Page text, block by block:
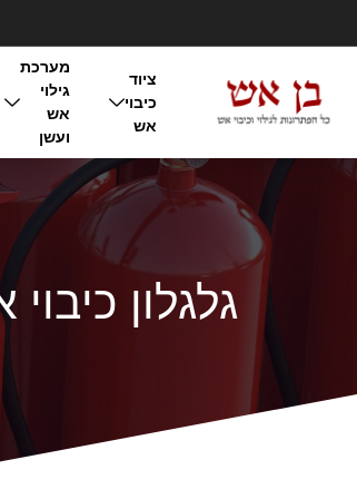
ציוד
כיבוי
אש
מערכת
גילוי
אש
ועשן
גלגלון